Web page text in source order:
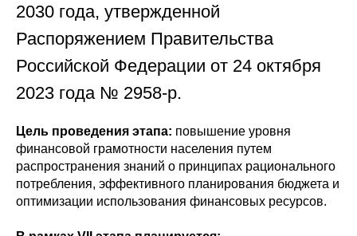
2030 года, утвержденной
Распоряжением Правительства
Российской Федерации от 24 октября
2023 года № 2958-р.
Цель проведения этапа: повышение уровня
финансовой грамотности населения путем
распространения знаний о принципах рационального
потребления, эффективного планирования бюджета и
оптимизации использования финансовых ресурсов.